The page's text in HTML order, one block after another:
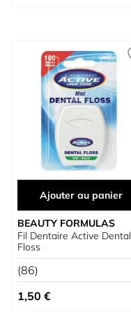
Ajouter au panier
BEAUTY FORMULAS
Fil Dentaire Active Dental
Floss
(86)
1,50 €